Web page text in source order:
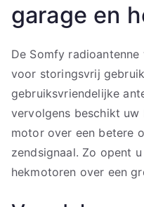
garage en
De Somfy
voor storingsvrij
gebruiksvriendelijke
vervolgens beschikt uw
motor over een betere
zendsignaal. Zo opent
hekmotoren over een